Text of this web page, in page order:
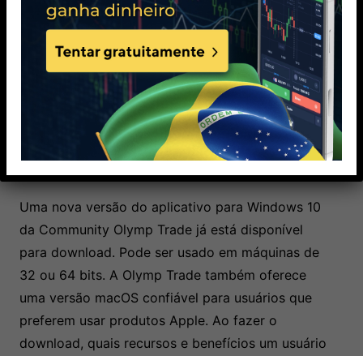
instalação. Para instalar o software, leia e
execute as instruções cuidadosamente.
Para ter acesso aos serviços da corretora,
utilize o nome de usuário e a senha
fornecidos no login.
Baixar aplicativo para Windows 10
Uma nova versão do aplicativo para Windows 10
da Community Olymp Trade já está disponível
para download. Pode ser usado em máquinas de
32 ou 64 bits. A Olymp Trade também oferece
uma versão macOS confiável para usuários que
preferem usar produtos Apple. Ao fazer o
download, quais recursos e benefícios um usuário